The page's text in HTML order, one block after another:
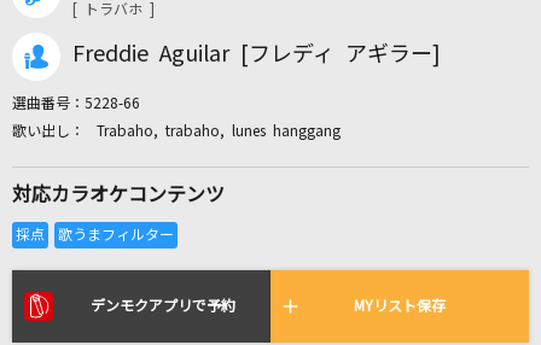
カラオケ店舗検索
リアルタイムで歌われている曲の一覧
[ トラバホ ]
Freddie Aguilar [フレディ アギラー]
選曲番号： 5228-66
Trabaho, trabaho, lunes hanggang
対応カラオケコンテンツ
デンモクアプリで予約 MYリスト保存